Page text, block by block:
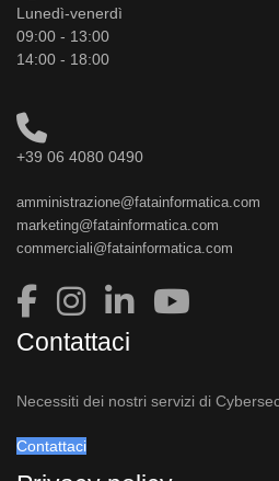
Lunedì-venerdì
09:00 - 13:00
14:00 - 18:00
+39 06 4080 0490
amministrazione@fatainformatica.com
marketing@fatainformatica.com
commerciali@fatainformatica.com
Contattaci
Necessiti dei nostri servizi di
Contattaci